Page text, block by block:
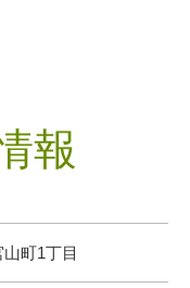
報
町1丁目